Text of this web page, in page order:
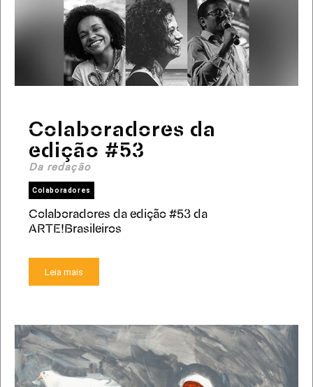
Colaboradores da
edição #53
Da redação
Colaboradores
Colaboradores da edição #53 da
ARTE!Brasileiros
Leia mais